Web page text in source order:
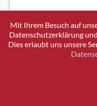
SWISSICT
VULKANSTRASSE 120
8048 ZURICH
Mit Ihrem Besuch auf
Datenschutzerklärung
Dies erlaubt uns unsere